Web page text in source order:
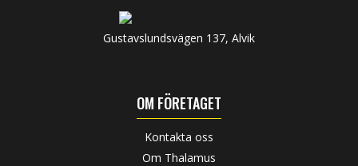
Gustavslundsvägen 137, Alvik
OM FÖRETAGET
Kontakta oss
Om Thalamus